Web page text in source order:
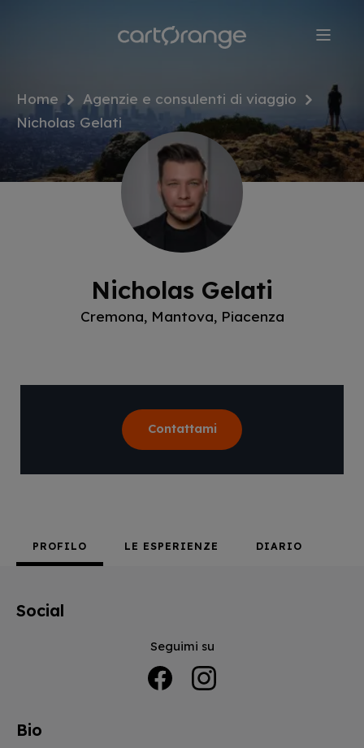
Home
Agenzie e consulenti di viaggio
Nicholas Gelati
Nicholas Gelati
Cremona, Mantova, Piacenza
Contattami
PROFILO LE ESPERIENZE DIARIO
Social
Seguimi su
Facebook
Bio